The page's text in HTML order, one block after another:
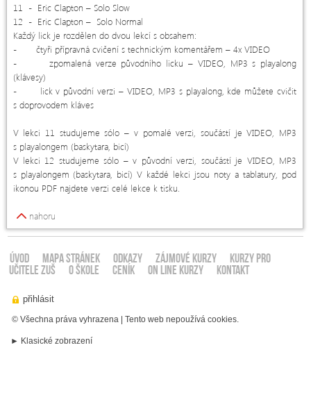
11 - Eric Clapton – Solo Slow
12 - Eric Clapton – Solo Normal
Každý lick je rozdělen do dvou lekcí s obsahem:
- čtyři přípravná cvičení s technickým komentářem – 4x VIDEO
- zpomalená verze původního licku – VIDEO, MP3 s playalong
(klávesy)
- lick v původní verzi – VIDEO, MP3 s playalong, kde můžete cvičit
s doprovodem kláves
V lekci 11 studujeme sólo – v pomalé verzi, součástí je VIDEO, MP3
s playalongem (baskytara, bicí)
V lekci 12 studujeme sólo – v původní verzi, součástí je VIDEO, MP3
s playalongem (baskytara, bicí) V každé lekci jsou noty a tablatury, pod
ikonou PDF najdete verzi celé lekce k tisku.
nahoru
ÚVOD Mapa stránek Odkazy ZÁJMOVÉ KURZY
KURZY PRO
UČITELE ZUŠ
O ŠKOLE CENÍK ON LINE KURZY KONTAKT
© Všechna práva vyhrazena | Tento web nepoužívá cookies.